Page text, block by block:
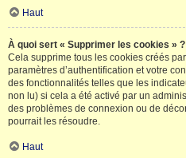
Haut
À quoi sert « Supprimer les cookies » ?
Cela supprime tous les cookies créés
paramètres d’authentification et votre
des fonctionnalités telles que les
non lu) si cela a été activé par un
des problèmes de connexion ou de
pourrait les résoudre.
Haut